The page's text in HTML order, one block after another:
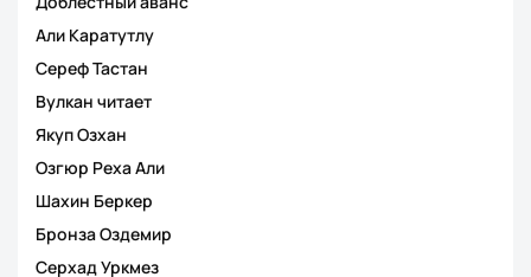
Али Каратутлу
Сереф Тастан
Вулкан читает
Якуп Озхан
Озгюр Реха Али
Шахин Беркер
Бронза Оздемир
Серхад Уркмез